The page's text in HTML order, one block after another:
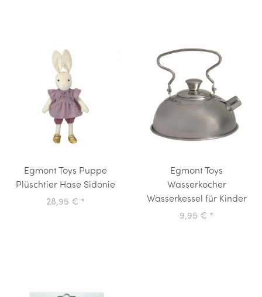
Egmont Toys Puppe
Plüschtier Hase Sidonie
28,95 € *
Egmont Toys
Wasserkocher
Wasserkessel für Kinder
9,95 € *